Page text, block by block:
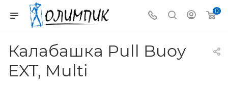
0
Калабашка Pull Buoy
EXT, Multi